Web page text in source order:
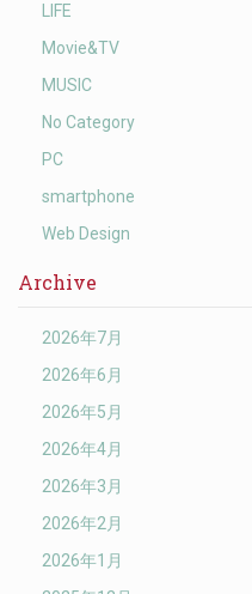
LIFE
Movie&TV
MUSIC
No Category
PC
smartphone
Web Design
Archive
2026年7月
2026年6月
2026年5月
2026年4月
2026年3月
2026年2月
2026年1月